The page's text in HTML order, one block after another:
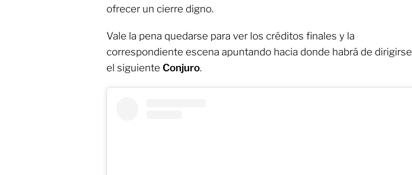
ofrecer un cierre digno.
Vale la pena quedarse para ver los créditos finales y la
correspondiente escena apuntando hacia donde habrá de dirigirse
el siguiente Conjuro.